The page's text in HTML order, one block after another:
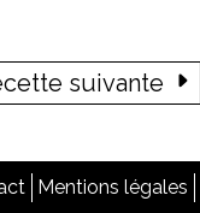
suivante
Mentions légales